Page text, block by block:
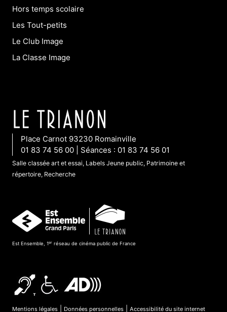
Hors temps scolaire
Les Tout-petits
Le Club Image
La Classe Image
Place Carnot 93230 Romainville
01 83 74 56 00 | Séances : 01 83 74 56 01
Salle classée art et essai, Labels Jeune public, Patrimoine et
répertoire, Recherche
Est Ensemble, 1er réseau de cinéma public de France
Mentions légales Données personnelles Accessibilité du site internet